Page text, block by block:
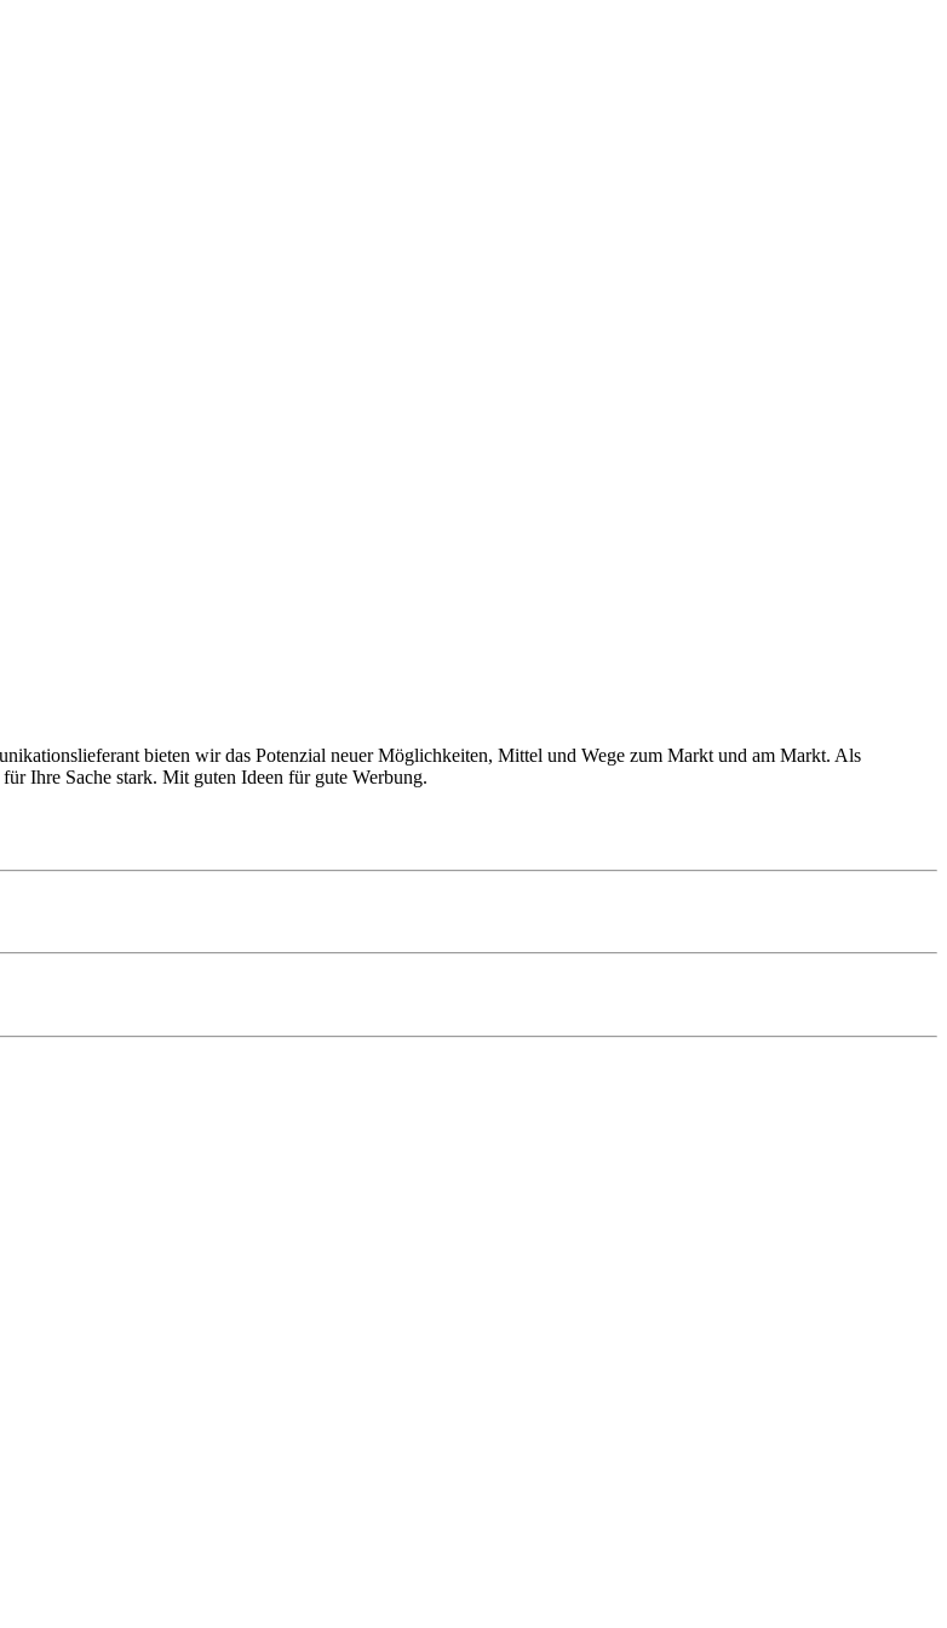
bieten wir das Potenzial neuer Möglichkeiten, Mittel und Wege zum Markt und am Markt. Als
Ihre Sache stark. Mit guten Ideen für gute Werbung.